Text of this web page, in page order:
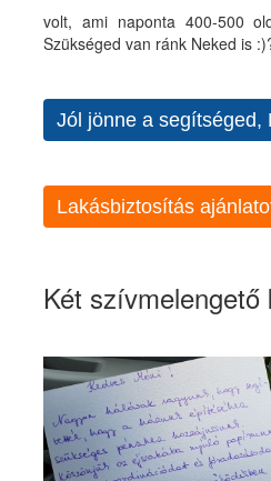
volt, ami naponta 400-500
Szükséged van ránk Neked is
Jól jönne a segítséged,
Lakásbiztosítás
Két szívmelengető